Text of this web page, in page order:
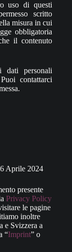
uso di questi
scritto
misura in cui
obbligatoria
il contenuto
dati personali
contattarci
Aprile 2024
presente
Privacy Policy
le pagine
inoltre
e Svizzera a
“Imprint” o